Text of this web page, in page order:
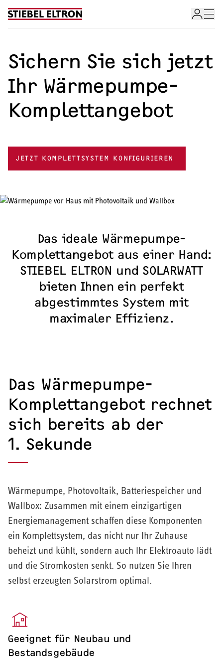
Förderrechner für Wärmepumpe
Wärmepumpe-Arten
Erfahrungsberichte
Sichern Sie sich jetzt
Ihr Wärmepumpe-
Komplettangebot
JETZT KOMPLETTSYSTEM KONFIGURIEREN
Das ideale Wärmepumpe-
Komplettangebot aus einer Hand:
STIEBEL ELTRON und SOLARWATT
bieten Ihnen ein perfekt
abgestimmtes System mit
maximaler Effizienz.
Das Wärmepumpe-
Komplettangebot rechnet
sich bereits ab der
1. Sekunde
Wärmepumpe, Photovoltaik, Batteriespeicher und
Wallbox: Zusammen mit einem einzigartigen
Energiemanagement schaffen diese Komponenten
ein Komplettsystem, das nicht nur Ihr Zuhause
beheizt und kühlt, sondern auch Ihr Elektroauto lädt
und die Stromkosten senkt. So nutzen Sie Ihren
selbst erzeugten Solarstrom optimal.
Geeignet für Neubau und
Bestandsgebäude